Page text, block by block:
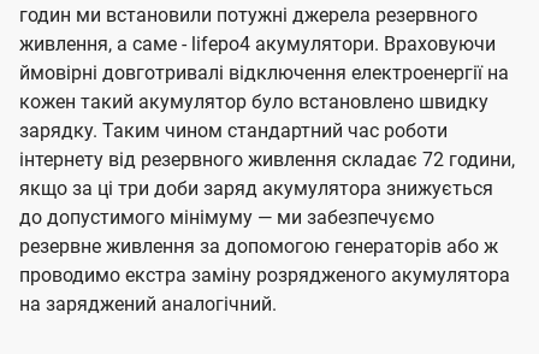
годин ми встановили потужні джерела резервного
живлення, а саме - lifepo4 акумулятори. Враховуючи
ймовірні довготривалі відключення електроенергії на
кожен такий акумулятор було встановлено швидку
зарядку. Таким чином стандартний час роботи
інтернету від резервного живлення складає 72 години,
якщо за ці три доби заряд акумулятора знижується
до допустимого мінімуму — ми забезпечуємо
резервне живлення за допомогою генераторів або ж
проводимо екстра заміну розрядженого акумулятора
на заряджений аналогічний.